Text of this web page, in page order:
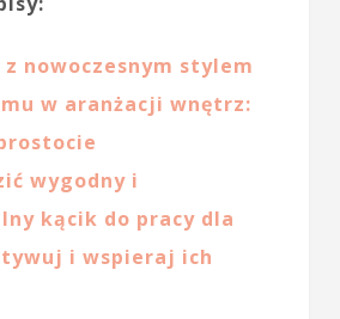
nowoczesnym stylem
w aranżacji wnętrz:
wygodny i
kącik do pracy dla
i wspieraj ich